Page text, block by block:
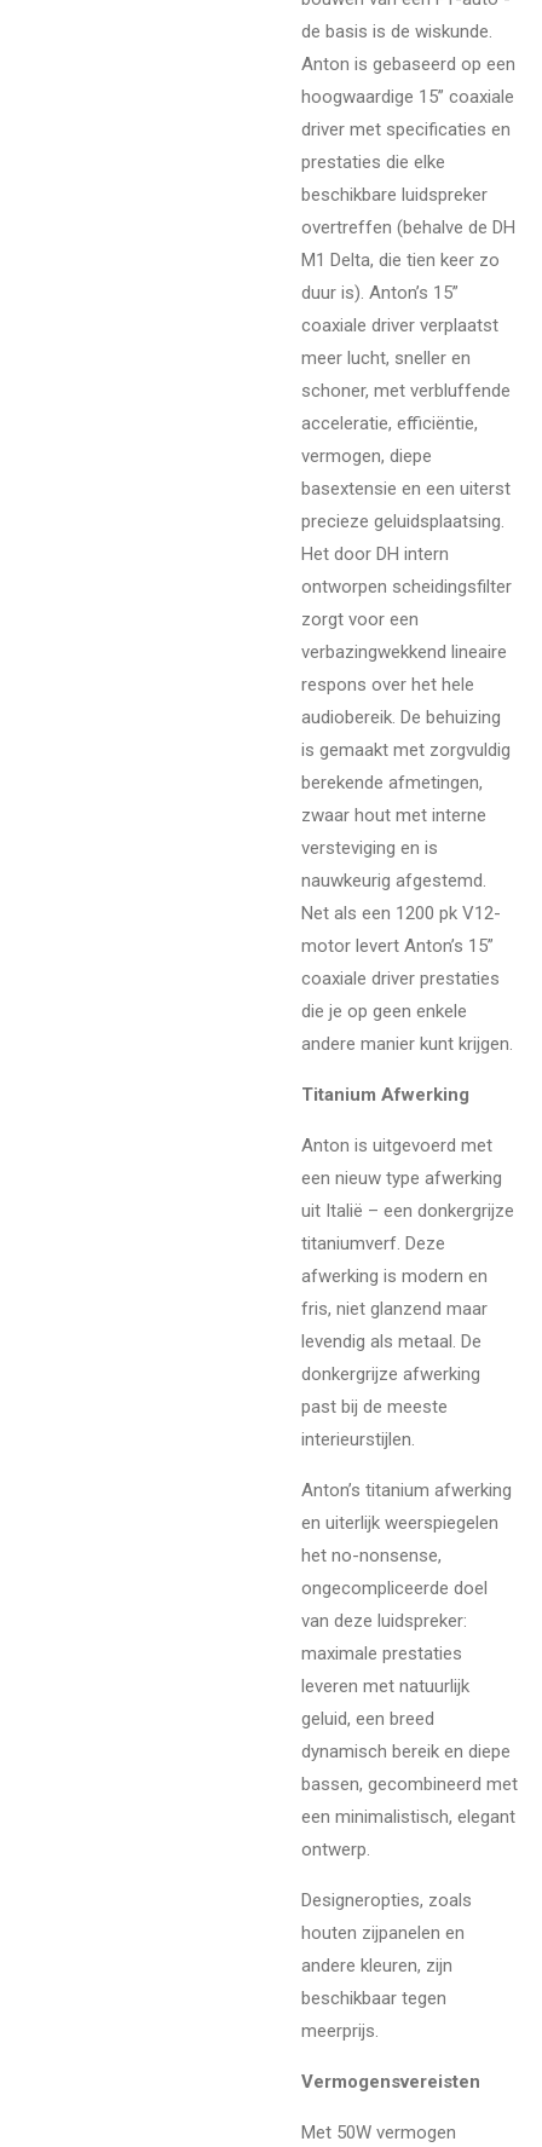
de basis is de wiskunde.
Anton is gebaseerd op een
hoogwaardige 15” coaxiale
driver met specificaties en
prestaties die elke
beschikbare luidspreker
overtreffen (behalve de DH
M1 Delta, die tien keer zo
duur is). Anton’s 15”
coaxiale driver verplaatst
meer lucht, sneller en
schoner, met verbluffende
acceleratie, efficiëntie,
vermogen, diepe
basextensie en een uiterst
precieze geluidsplaatsing.
Het door DH intern
ontworpen scheidingsfilter
zorgt voor een
verbazingwekkend lineaire
respons over het hele
audiobereik. De behuizing
is gemaakt met zorgvuldig
berekende afmetingen,
zwaar hout met interne
versteviging en is
nauwkeurig afgestemd.
Net als een 1200 pk V12-
motor levert Anton’s 15”
coaxiale driver prestaties
die je op geen enkele
andere manier kunt krijgen.
Titanium Afwerking
Anton is uitgevoerd met
een nieuw type afwerking
uit Italië – een donkergrijze
titaniumverf. Deze
afwerking is modern en
fris, niet glanzend maar
levendig als metaal. De
donkergrijze afwerking
past bij de meeste
interieurstijlen.
Anton’s titanium afwerking
en uiterlijk weerspiegelen
het no-nonsense,
ongecompliceerde doel
van deze luidspreker:
maximale prestaties
leveren met natuurlijk
geluid, een breed
dynamisch bereik en diepe
bassen, gecombineerd met
een minimalistisch, elegant
ontwerp.
Designeropties, zoals
houten zijpanelen en
andere kleuren, zijn
beschikbaar tegen
meerprijs.
Vermogensvereisten
Met 50W vermogen